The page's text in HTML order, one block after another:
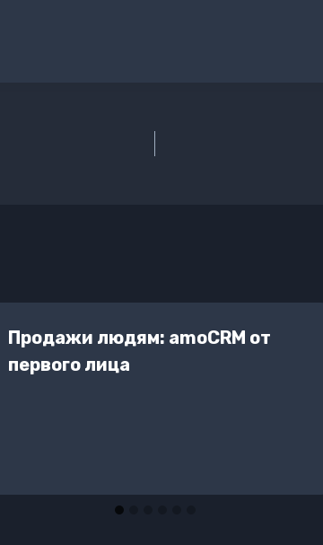
Продажи людям: amoCRM от
первого лица